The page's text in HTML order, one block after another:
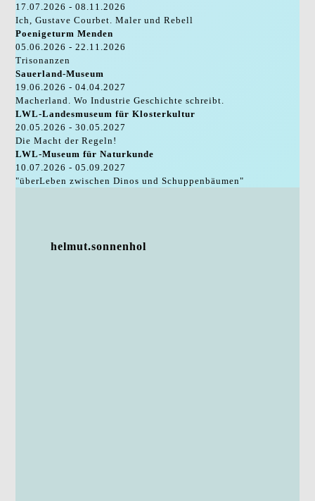
17.07.2026 - 08.11.2026
Ich, Gustave Courbet. Maler und Rebell
Poenigeturm Menden
05.06.2026 - 22.11.2026
Trisonanzen
Sauerland-Museum
19.06.2026 - 04.04.2027
Macherland. Wo Industrie Geschichte schreibt.
LWL-Landesmuseum für Klosterkultur
20.05.2026 - 30.05.2027
Die Macht der Regeln!
LWL-Museum für Naturkunde
10.07.2026 - 05.09.2027
"überLeben zwischen Dinos und Schuppenbäumen"
helmut.sonnenhol